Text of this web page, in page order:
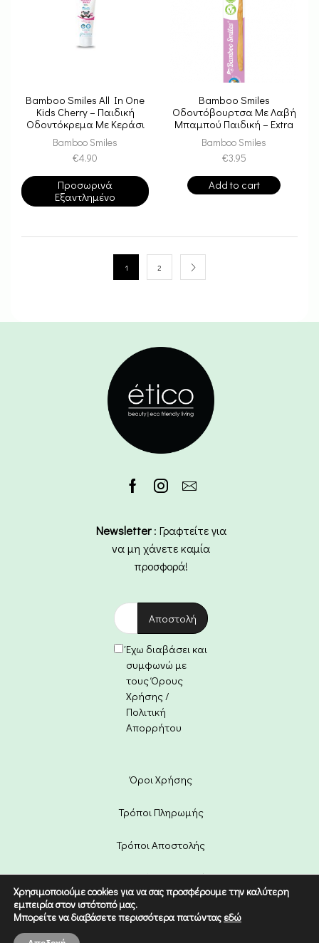
Bamboo Smiles All In One
Kids Cherry – Παιδική
Οδοντόκρεμα Με Κεράσι
Bamboo Smiles
€4.90
Προσωρινά
Εξαντλημένο
Bamboo Smiles
Οδοντόβουρτσα Με Λαβή
Μπαμπού Παιδική – Extra
Soft Pink
Bamboo Smiles
€3.95
Add to cart
1 2
Newsletter: Γραφτείτε για
να μη χάνετε καμία
προσφορά!
Έχω διαβάσει και
συμφωνώ με
τους Όρους
Χρήσης /
Πολιτική
Απορρήτου
Όροι Χρήσης
Τρόποι Πληρωμής
Τρόποι Αποστολής
Πολιτική Επιστροφών
Copyright © 2022 Etico. Designed
Χρησιμοποιούμε cookies για να σας προσφέρουμε την καλύτερη
εμπειρία στον ιστότοπό μας.
Μπορείτε να διαβάσετε περισσότερα πατώντας εδώ